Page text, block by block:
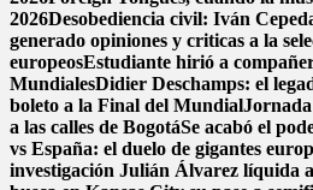
2026Desobediencia civil: Iván
generado opiniones y criticas a la
europeosEstudiante hirió a
MundialesDidier Deschamps: el
boleto a la Final del Mundial
a las calles de BogotáSe acabó el
vs España: el duelo de gigantes
investigación Julián Álvarez líquida